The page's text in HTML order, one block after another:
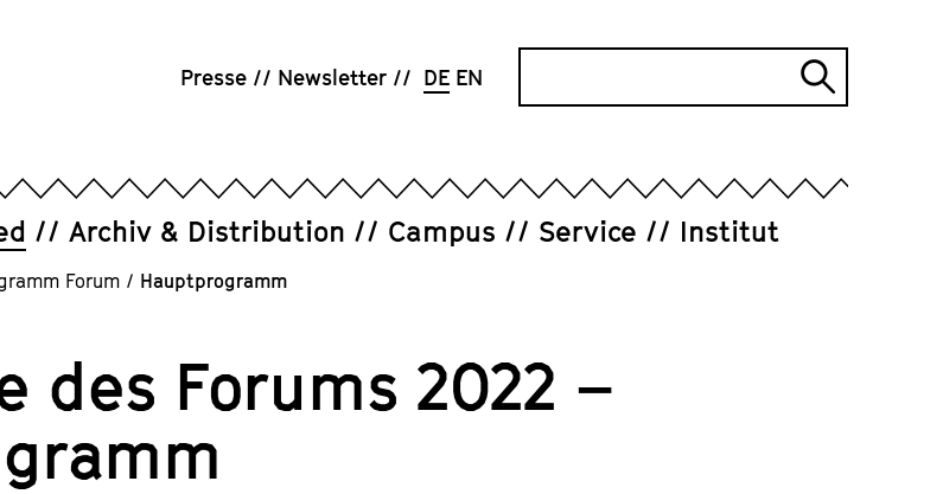
Presse Newsletter DE EN
Suche
Archiv & Distribution Campus Service Institut
Forum / Hauptprogramm
des Forums 2022 –